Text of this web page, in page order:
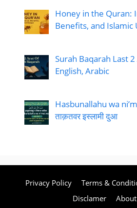
Honey in the Quran:
Benefits, and Islamic
Surah Baqarah Last
English, Arabic
Hasbunallahu wa
ताक़तवर इस्लामी दुआ
Privacy Policy Terms &
Disclamer